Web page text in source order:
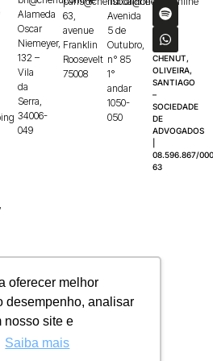
oferecer melhor
desempenho, analisar
nosso site e
Saiba mais
Alameda
Oscar
Niemeyer,
132 –
Vila
da
Serra,
34006-
049
63,
avenue
Franklin
Roosevelt
75008
Avenida
5 de
Outubro,
n° 85
1°
andar
1050-
050
CHENUT,
OLIVEIRA,
SANTIAGO
–
SOCIEDADE
DE
ADVOGADOS
08.596.867/
63